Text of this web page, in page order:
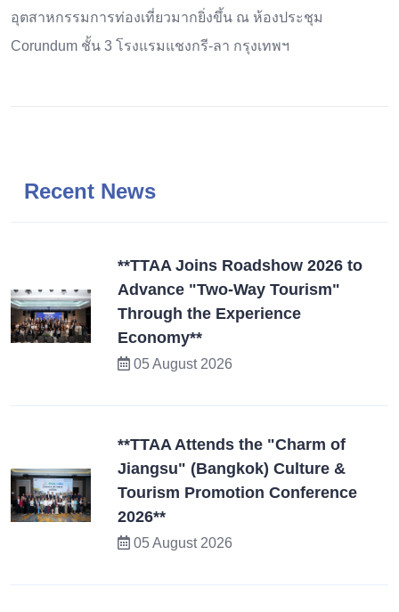
อุตสาหกรรมการท่องเที่ยวมากยิ่งขึ้น ณ ห้องประชุม
Corundum ชั้น 3 โรงแรมแชงกรี-ลา กรุงเทพฯ
Recent News
**TTAA Joins Roadshow 2026 to
Advance "Two-Way Tourism"
Through the Experience
Economy**
05 August 2026
**TTAA Attends the "Charm of
Jiangsu" (Bangkok) Culture &
Tourism Promotion Conference
2026**
05 August 2026